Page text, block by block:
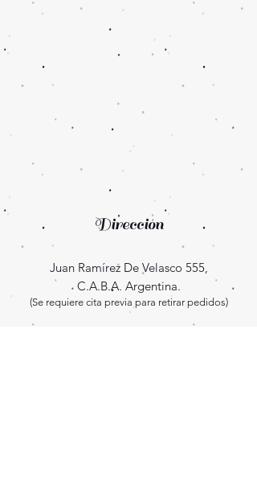
Dirección
Juan Ramírez De Velasco 555,
C.A.B.A. Argentina.
(Se requiere cita previa para retirar pedidos)